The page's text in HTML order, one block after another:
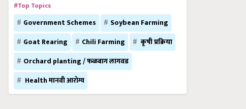
#Top Topics
Government Schemes
Soybean Farming
Goat Rearing
Chili Farming
कृषी प्रक्रिया
Orchard planting / फळबाग लागवड
Health मानवी आरोग्य